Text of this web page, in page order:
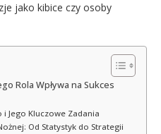
jako kibice czy osoby
Rola Wpływa na Sukces
i Jego Kluczowe Zadania
Od Statystyk do Strategii